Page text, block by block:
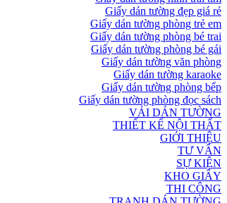
Giấy dán tường đẹp giá rẻ
Giấy dán tường phòng trẻ em
Giấy dán tường phòng bé trai
Giấy dán tường phòng bé gái
Giấy dán tường văn phòng
Giấy dán tường karaoke
Giấy dán tường phòng bếp
Giấy dán tường phòng đọc sách
VẢI DÁN TƯỜNG
THIẾT KẾ NỘI THẤT
GIỚI THIỆU
TƯ VẤN
SỰ KIỆN
KHO GIẤY
THI CÔNG